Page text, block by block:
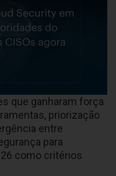
que ganharam força
priorização
entre
para
como critérios